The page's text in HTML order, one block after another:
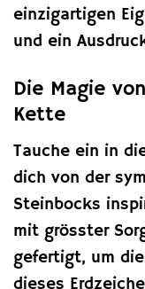
einzigartigen
und ein
Die Magie
Kette
Tauche ein in
dich von der
Steinbocks
mit grösster
gefertigt, um
dieses